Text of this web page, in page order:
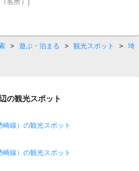
> 遊ぶ・泊まる > 観光スポット >
埼
の観光スポット
崎線）の観光スポット
線）の観光スポット